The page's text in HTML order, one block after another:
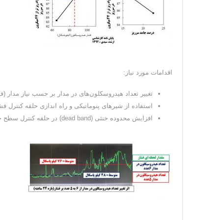
اقدامات مورد نیاز:
تغییر تعداد هیدروسکلون‌های در مدار بر حسب نیاز مدار (فشار ۸۵ کیلو
استفاده از شیرهای پنوماتیکی و راه اندازی حلقه کنترل
افزایش محدوده خنثی (dead band) در حلقه کنترل سطح جهت کاهش نوسانات دور پمپ